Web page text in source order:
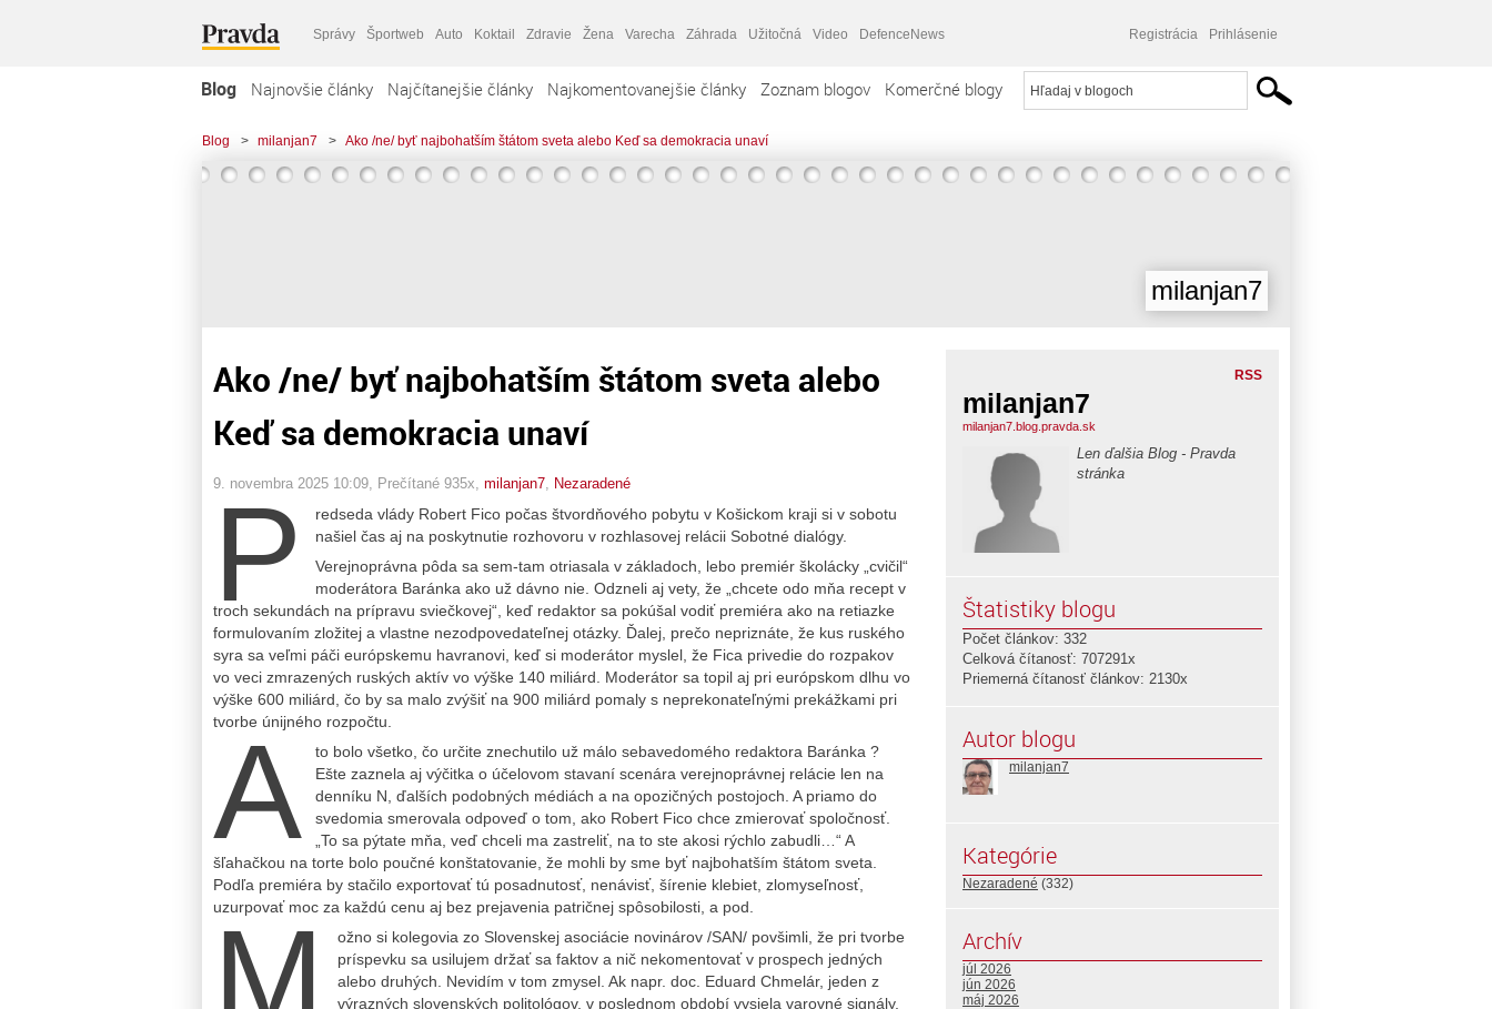
Správy Športweb Auto Koktail Zdravie Žena Varecha Záhrada Užitočná Video DefenceNews Registrácia Prihlásenie
Blog Najnovšie články Najčítanejšie články Najkomentovanejšie články Zoznam blogov Komerčné blogy
Blog > milanjan7 > Ako /ne/ byť najbohatším štátom sveta alebo Keď sa demokracia unaví
milanjan7
Ako /ne/ byť najbohatším štátom sveta alebo
Keď sa demokracia unaví
9. novembra 2025 10:09 , Prečítané 935x, milanjan7 Nezaradené
P
redseda vlády Robert Fico počas štvordňového pobytu v Košickom kraji si v sobotu
našiel čas aj na poskytnutie rozhovoru v rozhlasovej relácii Sobotné dialógy.
Verejnoprávna pôda sa sem-tam otriasala v základoch, lebo premiér školácky „cvičil“
moderátora Baránka ako už dávno nie. Odzneli aj vety, že „chcete odo mňa recept v
troch sekundách na prípravu sviečkovej“, keď redaktor sa pokúšal vodiť premiéra ako na retiazke
formulovaním zložitej a vlastne nezodpovedateľnej otázky. Ďalej, prečo nepriznáte, že kus ruského
syra sa veľmi páči európskemu havranovi, keď si moderátor myslel, že Fica privedie do rozpakov
vo veci zmrazených ruských aktív vo výške 140 miliárd. Moderátor sa topil aj pri európskom dlhu vo
výške 600 miliárd, čo by sa malo zvýšiť na 900 miliárd pomaly s neprekonateľnými prekážkami pri
tvorbe únijného rozpočtu.
A
to bolo všetko, čo určite znechutilo už málo sebavedomého redaktora Baránka ?
Ešte zaznela aj výčitka o účelovom stavaní scenára verejnoprávnej relácie len na
denníku N, ďalších podobných médiách a na opozičných postojoch. A priamo do
svedomia smerovala odpoveď o tom, ako Robert Fico chce zmierovať spoločnosť.
„To sa pýtate mňa, veď chceli ma zastreliť, na to ste akosi rýchlo zabudli…“ A
šľahačkou na torte bolo poučné konštatovanie, že mohli by sme byť najbohatším štátom sveta.
Podľa premiéra by stačilo exportovať tú posadnutosť, nenávisť, šírenie klebiet, zlomyseľnosť,
uzurpovať moc za každú cenu aj bez prejavenia patričnej spôsobilosti, a pod.
M
ožno si kolegovia zo Slovenskej asociácie novinárov /SAN/ povšimli, že pri tvorbe
príspevku sa usilujem držať sa faktov a nič nekomentovať v prospech jedných
alebo druhých. Nevidím v tom zmysel. Ak napr. doc. Eduard Chmelár, jeden z
výrazných slovenských politológov, v poslednom období vysiela varovné signály,
RSS
milanjan7
milanjan7.blog.pravda.sk
Len ďalšia Blog - Pravda
stránka
Štatistiky blogu
Počet článkov: 332
Celková čítanosť: 707291x
Priemerná čítanosť článkov: 2130x
Autor blogu
milanjan7
Kategórie
Nezaradené (332)
Archív
júl 2026
jún 2026
máj 2026